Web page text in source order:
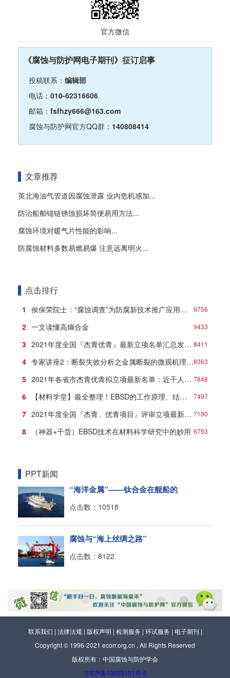
官方微信
《腐蚀与防护网电子期刊》征订启事
投稿联系： 编辑部
电话： 010-62316606
邮箱： fsfhzy666@163.com
腐蚀与防护网官方QQ群： 140808414
文章推荐
英北海油气管道因腐蚀泄露 业内危机感加...
防治船舶锚链锈蚀损坏简便易用方法...
腐蚀环境对暖气片性能的影响...
防腐蚀材料多数易燃易爆 注意远离明火...
点击排行
9756
1 侯保荣院士：“腐蚀调查”为防腐新技术推广应用打响第一炮
9433
2 一文读懂高熵合金
8411
3 2021年度全国『杰青优青』最新立项名单汇总发布！
8363
4 专家讲座2：断裂失效分析之金属断裂的微观机理与典型形貌
7848
5 2021年各省市杰青优青拟立项最新名单：近千人入选！
7497
6 【材料学堂】最全整理！EBSD的工作原理、结构、操作及分析方法！
7190
7 2021年度全国『杰青、优青项目』评审立项最新名单
6753
8 （神器+干货）EBSD技术在材料科学研究中的妙用
PPT新闻
“海洋金属”——钛合金在舰船的
点击数：10518
腐蚀与“海上丝绸之路”
点击数：8122
联系我们 | 法律法规| 版权声明 | 检测服务 | 环试服务 | 电子期刊 |
Copyright © 1996-2021 ecorr.org.cn , All Rights Reserved
版权所有：中国腐蚀与防护学会
京ICP备13025191号-6